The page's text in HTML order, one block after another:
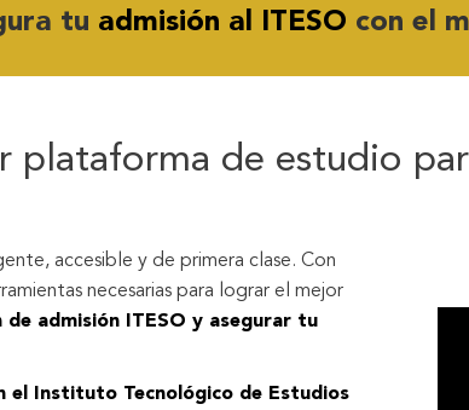
tu admisión al ITESO con el
plataforma de estudio
accesible y de primera clase. Con
necesarias para lograr el mejor
de admisión ITESO y asegurar tu
el Instituto Tecnológico de Estudios